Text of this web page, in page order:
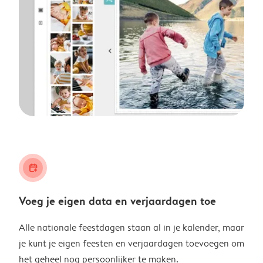
calendar_plus
Voeg je eigen data en verjaardagen toe
Alle nationale feestdagen staan al in je kalender, maar
je kunt je eigen feesten en verjaardagen toevoegen om
het geheel nog persoonlijker te maken.